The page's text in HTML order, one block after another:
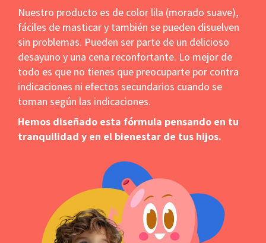
Nuestro producto es de color lila (morado suave),
fáciles de masticar y también se pueden disuelven
sin problemas. Pueden ser parte de un delicioso
desayuno y una cena reconfortante. Lo mejor de
todo es que no tienes que preocuparte por contra
indicaciones ni efectos secundarios cuando se
toman según las indicaciones.
Hemos diseñado esta fórmula pensando en tu
tranquilidad y en el bienestar de tus hijos.